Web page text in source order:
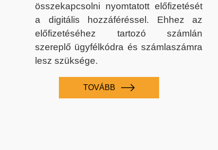
összekapcsolni nyomtatott előfizetését
a digitális hozzáféréssel. Ehhez az
előfizetéséhez tartozó számlán
szereplő ügyfélkódra és számlaszámra
lesz szüksége.
TOVÁBB